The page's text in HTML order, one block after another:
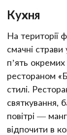
Кухня
На території
смачні страви
п’ять
рестораном
стилі.
святкування,
повітрі —
відпочити в